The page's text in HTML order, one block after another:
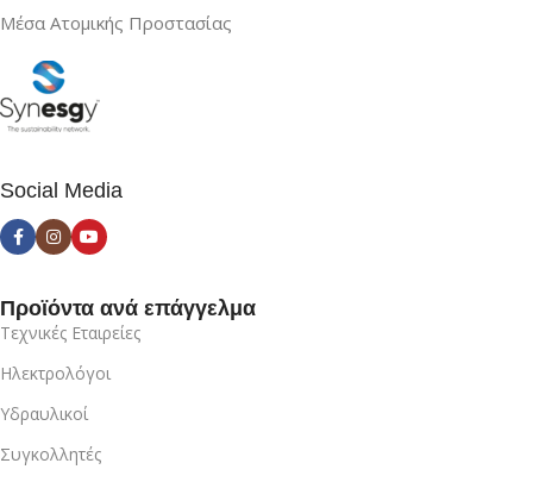
Μέσα Ατομικής Προστασίας
Social Media
Προϊόντα ανά επάγγελμα
Τεχνικές Εταιρείες
Ηλεκτρολόγοι
Υδραυλικοί
Συγκολλητές